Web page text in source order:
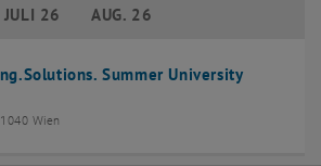
Summer University
JULI 26 AUG. 26
Wien